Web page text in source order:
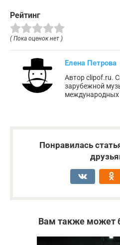
Рейтинг
( Пока оценок нет )
Елена Петрова
Автор clipof.ru.
зарубежной
Понравилась
Вам также может